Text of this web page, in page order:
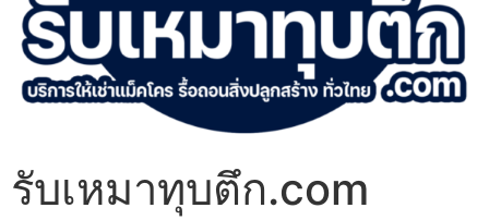
รับเหมาทุบตึก.com